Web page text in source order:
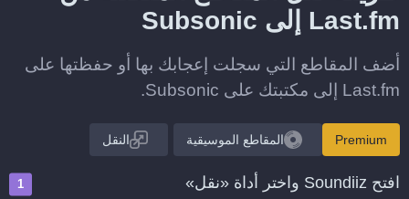
Last.fm إلى Subsonic
أضف المقاطع التي سجلت إعجابك بها أو حفظتها على
Last.fm إلى مكتبتك على Subsonic.
Premium المقاطع الموسيقية النقل
افتح Soundiiz واختر أداة «نقل»